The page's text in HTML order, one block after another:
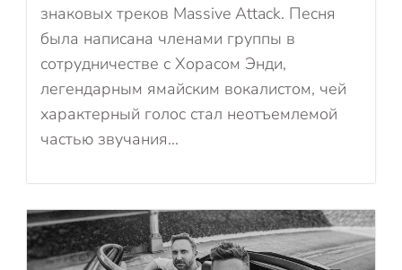
знаковых треков Massive Attack. Песня
была написана членами группы в
сотрудничестве с Хорасом Энди,
легендарным ямайским вокалистом, чей
характерный голос стал неотъемлемой
частью звучания...